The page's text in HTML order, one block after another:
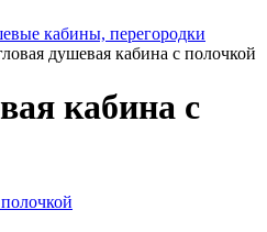
кабины, перегородки
душевая кабина с полочкой
кабина с